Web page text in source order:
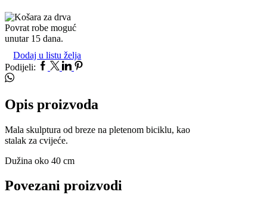
Povrat robe moguć
unutar 15 dana.
Dodaj u listu želja
Podijeli:
Opis proizvoda
Mala skulptura od breze na pletenom biciklu, kao
stalak za cvijeće.
Dužina oko 40 cm
Povezani proizvodi